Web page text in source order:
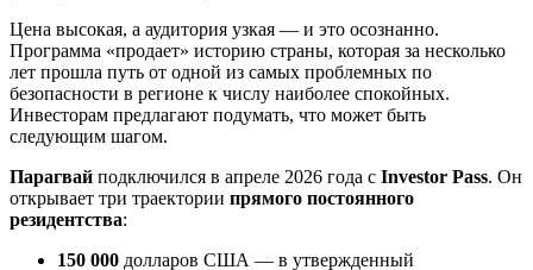
Цена высокая, а аудитория узкая — и это осознанно.
Программа «продает» историю страны, которая за несколько
лет прошла путь от одной из самых проблемных по
безопасности в регионе к числу наиболее спокойных.
Инвесторам предлагают подумать, что может быть
следующим шагом.
Парагвай подключился в апреле 2026 года с Investor Pass. Он
открывает три траектории прямого постоянного
резидентства:
150 000 долларов США — в утвержденный